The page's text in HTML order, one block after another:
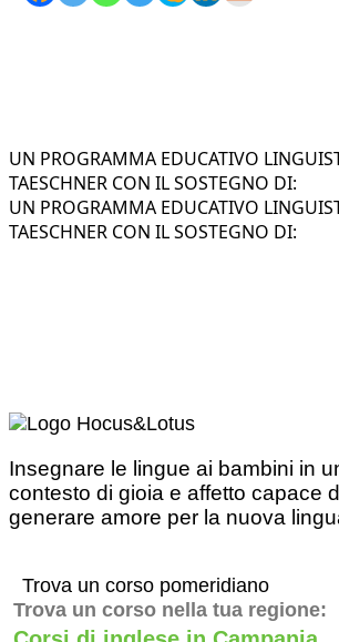
UN PROGRAMMA EDUCATIVO
TAESCHNER CON IL SOSTEGNO DI:
UN PROGRAMMA EDUCATIVO
TAESCHNER CON IL SOSTEGNO DI:
Insegnare le lingue ai bambini in
contesto di gioia e affetto capace
generare amore per la nuova
Trova un corso pomeridiano
Trova un corso nella tua regione: